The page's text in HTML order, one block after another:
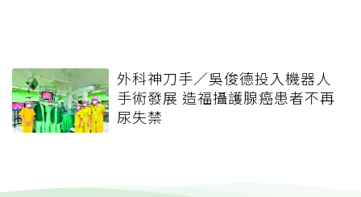
外科神刀手／吳俊德投入機器人
手術發展 造福攝護腺癌患者不再
尿失禁